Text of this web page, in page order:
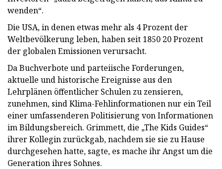
wenden“.
Die USA, in denen etwas mehr als 4 Prozent der
Weltbevölkerung leben, haben seit 1850 20 Prozent
der globalen Emissionen verursacht.
Da Buchverbote und parteiische Forderungen,
aktuelle und historische Ereignisse aus den
Lehrplänen öffentlicher Schulen zu zensieren,
zunehmen, sind Klima-Fehlinformationen nur ein Teil
einer umfassenderen Politisierung von Informationen
im Bildungsbereich. Grimmett, die „The Kids Guides“
ihrer Kollegin zurückgab, nachdem sie sie zu Hause
durchgesehen hatte, sagte, es mache ihr Angst um die
Generation ihres Sohnes.